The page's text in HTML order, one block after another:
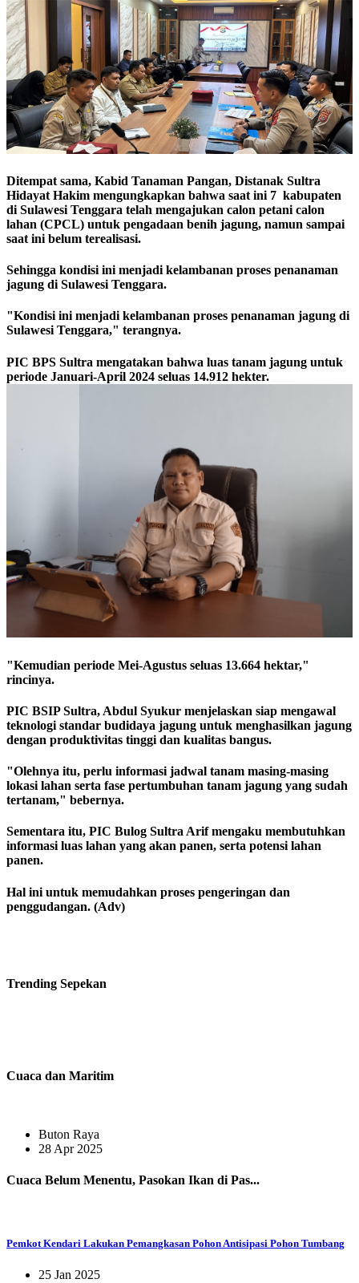
Ditempat sama, Kabid Tanaman Pangan, Distanak Sultra
Hidayat Hakim mengungkapkan bahwa saat ini 7 kabupaten
di Sulawesi Tenggara telah mengajukan calon petani calon
lahan (CPCL) untuk pengadaan benih jagung, namun sampai
saat ini belum terealisasi.
Sehingga kondisi ini menjadi kelambanan proses penanaman
jagung di Sulawesi Tenggara.
"Kondisi ini menjadi kelambanan proses penanaman jagung di
Sulawesi Tenggara," terangnya.
PIC BPS Sultra mengatakan bahwa luas tanam jagung untuk
periode Januari-April 2024 seluas 14.912 hekter.
"Kemudian periode Mei-Agustus seluas 13.664 hektar,"
rincinya.
PIC BSIP Sultra, Abdul Syukur menjelaskan siap mengawal
teknologi standar budidaya jagung untuk menghasilkan jagung
dengan produktivitas tinggi dan kualitas bangus.
"Olehnya itu, perlu informasi jadwal tanam masing-masing
lokasi lahan serta fase pertumbuhan tanam jagung yang sudah
tertanam," bebernya.
Sementara itu, PIC Bulog Sultra Arif mengaku membutuhkan
informasi luas lahan yang akan panen, serta potensi lahan
panen.
Hal ini untuk memudahkan proses pengeringan dan
penggudangan. (Adv)
Trending Sepekan
Cuaca dan Maritim
Buton Raya
28 Apr 2025
Cuaca Belum Menentu, Pasokan Ikan di Pas...
Pemkot Kendari Lakukan Pemangkasan Pohon Antisipasi Pohon Tumbang
25 Jan 2025